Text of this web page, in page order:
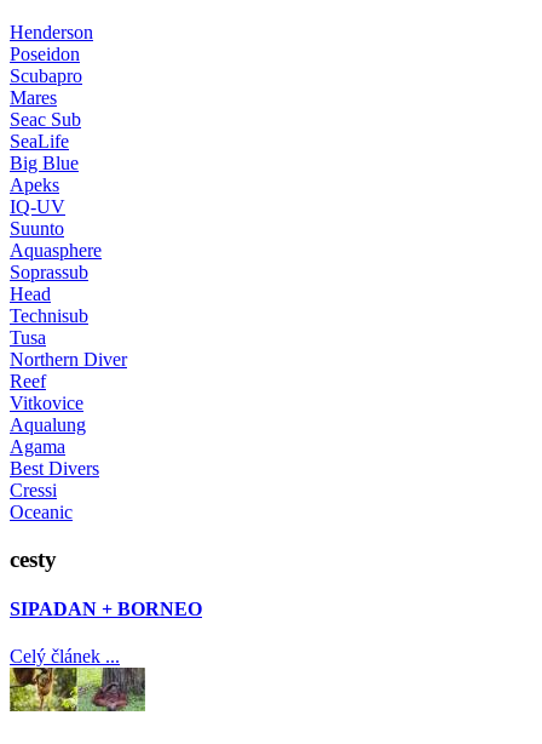
Henderson
Poseidon
Scubapro
Mares
Seac Sub
SeaLife
Big Blue
Apeks
IQ-UV
Suunto
Aquasphere
Soprassub
Head
Technisub
Tusa
Northern Diver
Reef
Vitkovice
Aqualung
Agama
Best Divers
Cressi
Oceanic
cesty
SIPADAN + BORNEO
Celý článek ...